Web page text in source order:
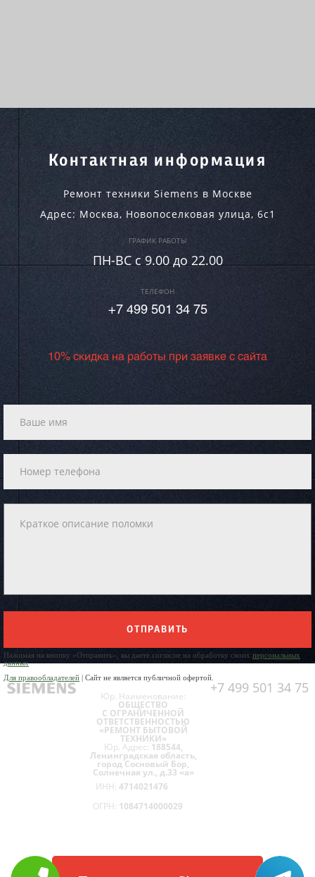
Контактная информация
Ремонт техники Siemens в Москве
Адрес: Москва, Новопоселковая улица, 6с1
ГРАФИК РАБОТЫ
ПН-ВC c 9.00 до 22.00
ТЕЛЕФОН
+7 499 501 34 75
10% скидка на работы при заявке с сайта
ОТПРАВИТЬ
Нажимая на кнопку «Отправить», вы даете согласие на обработку своих персональных
данных
Для правообладателей | Сайт не является публичной офертой.
+7 499 501 34 75
Юр. Наименование:
ОБЩЕСТВО
С ОГРАНИЧЕННОЙ
ОТВЕТСТВЕННОСТЬЮ
«РЕМОНТ БЫТОВОЙ
ТЕХНИКИ»
Юр. Адрес: 188544,
Ленинградская область,
город Сосновый Бор,
Солнечная ул., д.33 «а»
ИНН: 4714021476
ОГРН: 1084714000029